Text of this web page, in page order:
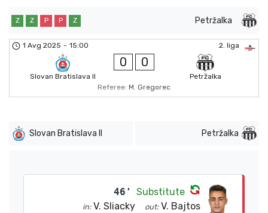
Petržalka
Z Z P P Z
2. liga
1 Avg 2025 - 15:00
Slovan Bratislava II
0 0
Petržalka
Referee: M. Gregorec
Slovan Bratislava II Petržalka
46' Substitute
in: V. Sliacky out: V. Bajtos